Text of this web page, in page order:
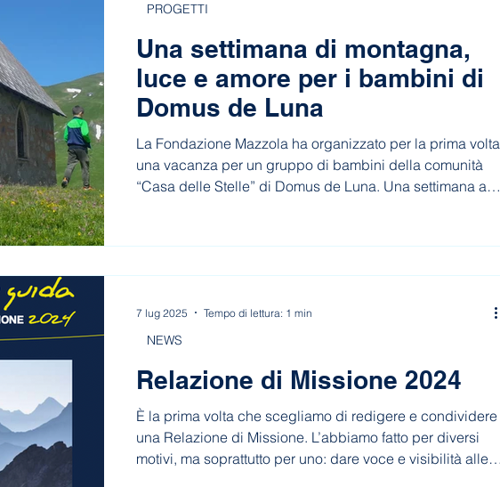
Una settimana di montagna,
luce e amore per i bambini di
Domus de Luna
La Fondazione Mazzola ha organizzato per la prima volta
una vacanza per un gruppo di bambini della comunità
“Casa delle Stelle” di Domus de Luna. Una settimana a
guida alpina Alberto Miele. Un’esperienza che apre la
strada a nuovi futuri progetti.
PROGETTI
Relazione di Missione 2024
È la prima volta che scegliamo di redigere e condividere
una Relazione di Missione. L’abbiamo fatto per diversi
motivi, ma soprattutto per uno: dare voce e visibilità alle
NEWS
7 lug 2025 Tempo di lettura: 1 min